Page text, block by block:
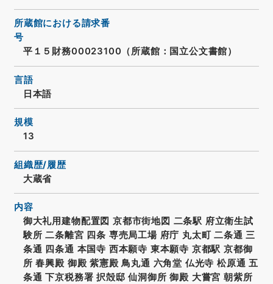
所蔵館における請求番
号
平１５財務00023100（所蔵館：国立公文書館）
言語
日本語
規模
13
組織歴/履歴
大蔵省
内容
御大礼用建物配置図 京都市街地図 二条駅 府立衛生試
験所 二条離宮 四条 専売局工場 府庁 丸太町 二条通 三
条通 四条通 本国寺 西本願寺 東本願寺 京都駅 京都御
所 春興殿 御殿 紫憲殿 鳥丸通 六角堂 仏光寺 松原通 五
条通 下京税務署 択殻邸 仙洞御所 御殿 大嘗宮 朝紫所